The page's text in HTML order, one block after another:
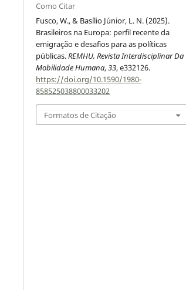
Como Citar
Fusco, W., & Basílio Júnior, L. N. (2025).
Brasileiros na Europa: perfil recente da
emigração e desafios para as políticas
públicas.REMHU, Revista Interdisciplinar Da
Mobilidade Humana,33, e332126.
https://doi.org/10.1590/1980-
858525038800033202
Formatos de Citação